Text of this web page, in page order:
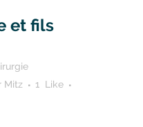
et fils
Mitz 1
Like